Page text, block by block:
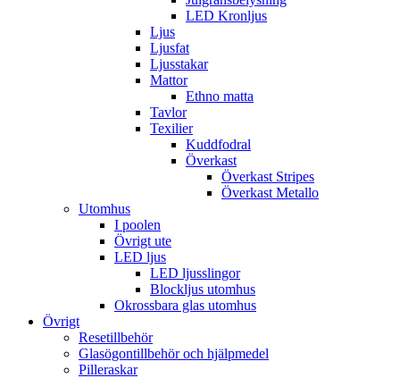
LED Kronljus
Ljus
Ljusfat
Ljusstakar
Mattor
Ethno matta
Tavlor
Texilier
Kuddfodral
Överkast
Överkast Stripes
Överkast Metallo
Utomhus
I poolen
Övrigt ute
LED ljus
LED ljusslingor
Blockljus utomhus
Okrossbara glas utomhus
Övrigt
Resetillbehör
Glasögontillbehör och hjälpmedel
Pilleraskar